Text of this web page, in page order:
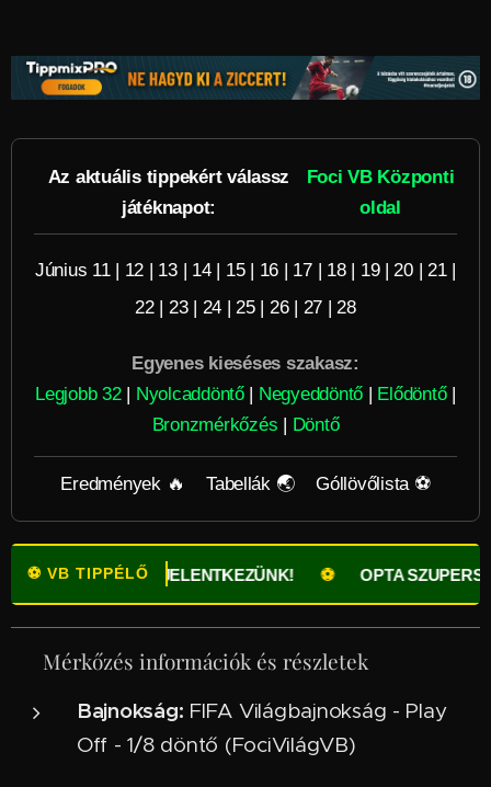
Az aktuális tippekért válassz
játéknapot:
Foci VB Központi
oldal
Június 11| 12 | 13| 14| 15| 16 | 17| 18| 19| 20| 21|
22| 23| 24 | 25| 26| 27 | 28
Egyenes kieséses szakasz:
Legjobb 32| Nyolcaddöntő| Negyeddöntő | Elődöntő|
Bronzmérkőzés | Döntő
Eredmények 🔥 Tabellák 🌏 Góllövőlista ⚽
⚽ VB TIPPÉLŐJELENTKEZÜNK! ⚽ OPTA
📌 Mérkőzés információk és részletek
Bajnokság: FIFA Világbajnokság - Play
Off - 1/8 döntő (FociVilágVB)